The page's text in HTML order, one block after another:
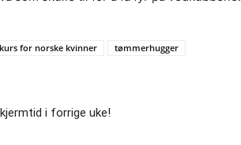
for norske kvinner tømmerhugger
i forrige uke!